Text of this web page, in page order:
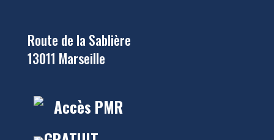
Route de la Sablière
13011 Marseille
Accès PMR